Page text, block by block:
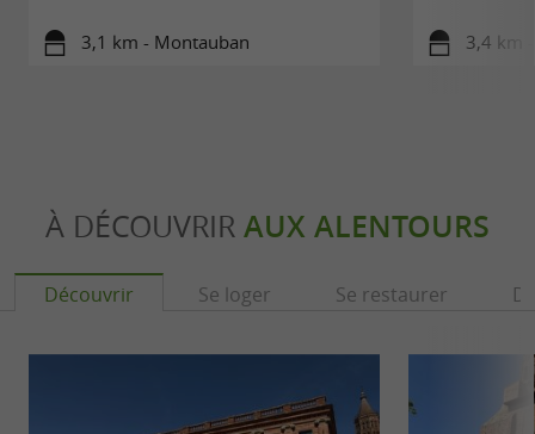
3,1 km - Montauban 3,4 km
À DÉCOUVRIR AUX ALENTOURS
Découvrir Se loger Se restaurer